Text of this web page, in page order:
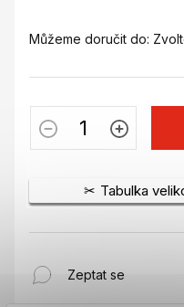
Můžeme doručit do:
Tabulka
Zeptat se